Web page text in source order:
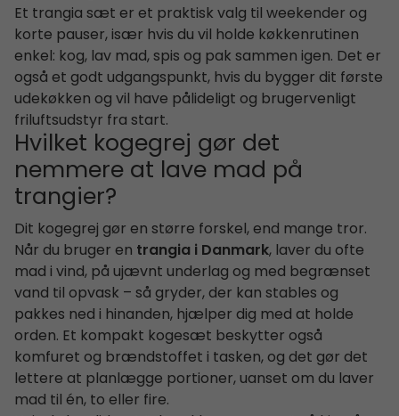
Et trangia sæt er et praktisk valg til weekender og
korte pauser, især hvis du vil holde køkkenrutinen
enkel: kog, lav mad, spis og pak sammen igen. Det er
også et godt udgangspunkt, hvis du bygger dit første
udekøkken og vil have pålideligt og brugervenligt
friluftsudstyr fra start.
Hvilket kogegrej gør det
nemmere at lave mad på
trangier?
Dit kogegrej gør en større forskel, end mange tror.
Når du bruger en trangia i Danmark, laver du ofte
mad i vind, på ujævnt underlag og med begrænset
vand til opvask – så gryder, der kan stables og
pakkes ned i hinanden, hjælper dig med at holde
orden. Et kompakt kogesæt beskytter også
komfuret og brændstoffet i tasken, og det gør det
lettere at planlægge portioner, uanset om du laver
mad til én, to eller fire.